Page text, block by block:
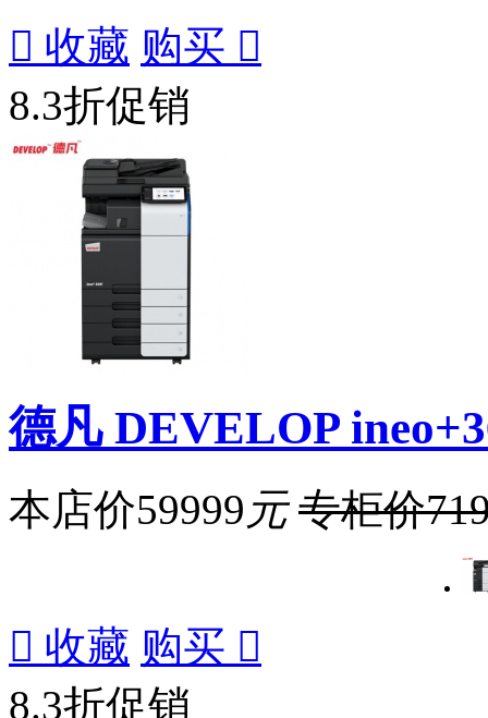
 收藏 购买 
8.3折促销
德凡 DEVELOP
本店价59999 元 专柜价
 收藏 购买 
8.3折促销